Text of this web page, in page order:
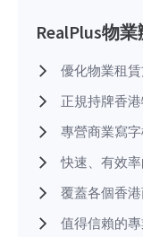
RealPlus物
優化物業租
正規持牌香
專營商業寫
快速、有效
覆蓋各個香
值得信賴的